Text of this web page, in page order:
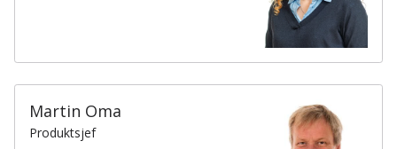
Martin Oma
Produktsjef